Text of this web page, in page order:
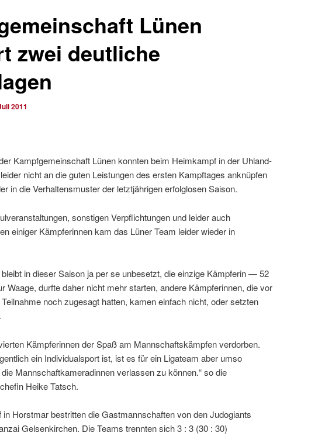
Lünen
zwei deutliche
2011
Kampfgemeinschaft Lünen konnten beim Heimkampf in der Uhland-
nicht an die guten Leistungen des ersten Kampftages anknüpfen
in die Verhaltensmuster der letztjährigen erfolglosen Saison.
sonstigen Verpflichtungen und leider auch
einiger Kämpferinnen kam das Lüner Team leider wieder in
in dieser Saison ja per se unbesetzt, die einzige Kämpferin — 52
Waage, durfte daher nicht mehr starten, andere Kämpferinnen, die vor
noch zugesagt hatten, kamen einfach nicht, oder setzten
Kämpferinnen der Spaß am Mannschaftskämpfen verdorben.
ein Individualsport ist, ist es für ein Ligateam aber umso
Mannschaftkameradinnen verlassen zu können.“ so die
Heike Tatsch.
in Horstmar bestritten die Gastmannschaften von den Judogiants
Gelsenkirchen. Die Teams trennten sich 3 : 3 (30 : 30)